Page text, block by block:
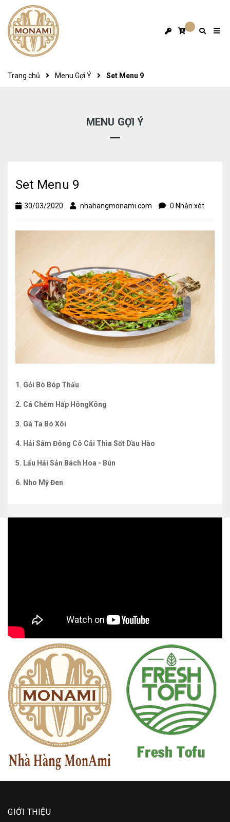
Trang chủ Menu Gợi Ý Set Menu 9
MENU GỢI Ý
Set Menu 9
30/03/2020 nhahangmonami.com 0 Nhận xét
1. Gỏi Bò Bóp Thấu
2. Cá Chẽm Hấp HôngKông
3. Gà Ta Bó Xôi
4. Hải Sâm Đông Cô Cải Thìa Sốt Dầu Hào
5. Lẩu Hải Sản Bách Hoa - Bún
6. Nho Mỹ Đen
GIỚI THIỆU